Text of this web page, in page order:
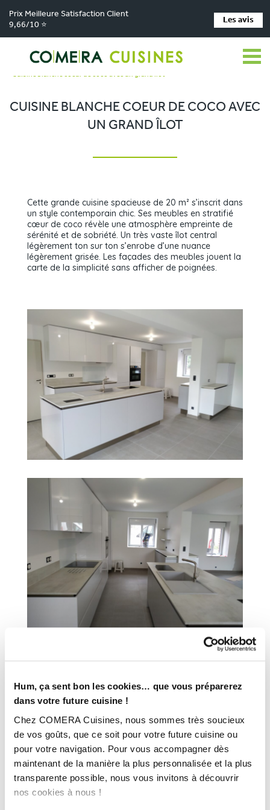
Hum, ça sent bon les cookies… que vous préparerez
dans votre future cuisine !
Chez COMERA Cuisines, nous sommes très soucieux
de vos goûts, que ce soit pour votre future cuisine ou
pour votre navigation. Pour vous accompagner dès
maintenant de la manière la plus personnalisée et la plus
transparente possible, nous vous invitons à découvrir
nos cookies à nous !
Prix Meilleure Satisfaction Client
9,66/10 ⭐
Les avis
Comera Cuisines > Nos magasins de cuisine >
Cuisiniste MAIZIERES LA GRANDE PAROISSE > Réalisations
Cuisine blanche coeur de coco avec un grand îlot
CUISINE BLANCHE COEUR DE COCO AVEC
UN GRAND ÎLOT
Cette grande cuisine spacieuse de 20 m² s’inscrit dans
un style contemporain chic. Ses meubles en stratifié
cœur de coco révèle une atmosphère empreinte de
sérénité et de sobriété. Un très vaste îlot central
légèrement ton sur ton s’enrobe d’une nuance
légèrement grisée. Les façades des meubles jouent la
carte de la simplicité sans afficher de poignées.
TECHNIQUES :
Ville : Talus-Saint-Prix (51)
Magasin : COMERA Cuisines à Romilly-sur-Seine – Maizières la
Grande Paroisse (10)
COMERA -En savoir plus